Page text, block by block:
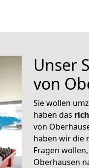
Unser
von
Sie wollen
haben das
von
haben wir die
Fragen wollen,
Oberhausen